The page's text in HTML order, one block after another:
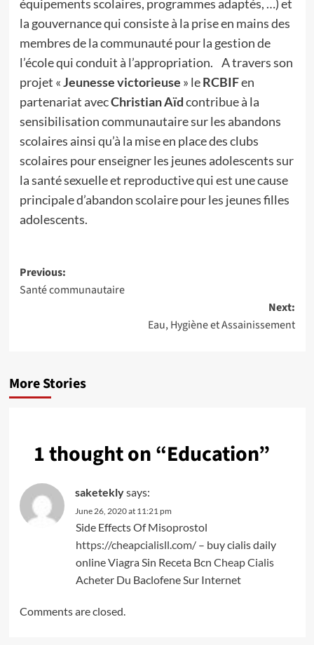
équipements scolaires, programmes adaptés, …) et
la gouvernance qui consiste à la prise en mains des
membres de la communauté pour la gestion de
l’école qui conduit à l’appropriation. A travers son
projet «Jeunesse victorieuse » leRCBIFen
partenariat avecChristian Aïdcontribue à la
sensibilisation communautaire sur les abandons
scolaires ainsi qu’à la mise en place des clubs
scolaires pour enseigner les jeunes adolescents sur
la santé sexuelle et reproductive qui est une cause
principale d’abandon scolaire pour les jeunes filles
adolescents.
Post
navigation
Previous:
Santé communautaire
Next:
Eau, Hygiène et Assainissement
More Stories
1 thought on “Education”
saketeklysays:
June 26, 2020 at 11:21 pm
Side Effects Of Misoprostol
https://cheapcialisll.com/– buy cialis daily
online Viagra Sin Receta Bcn Cheap Cialis
Acheter Du Baclofene Sur Internet
Comments are closed.